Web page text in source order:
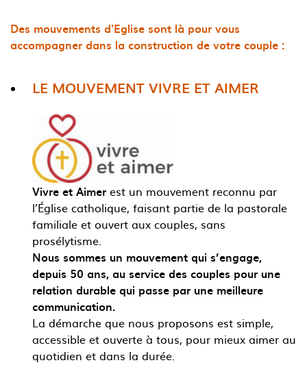
Des mouvements d'Eglise sont là pour vous
accompagner dans la construction de votre couple :
LE MOUVEMENT VIVRE ET AIMER
Vivre et Aimer est un mouvement reconnu par
l’Église catholique, faisant partie de la pastorale
familiale et ouvert aux couples, sans
prosélytisme.
Nous sommes un mouvement qui s’engage,
depuis 50 ans, au service des couples pour une
relation durable qui passe par une meilleure
communication.
La démarche que nous proposons est simple,
accessible et ouverte à tous, pour mieux aimer au
quotidien et dans la durée.